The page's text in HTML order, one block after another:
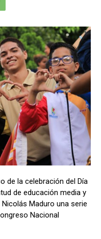
de la celebración del Día
de educación media y
Maduro una serie
Nacional